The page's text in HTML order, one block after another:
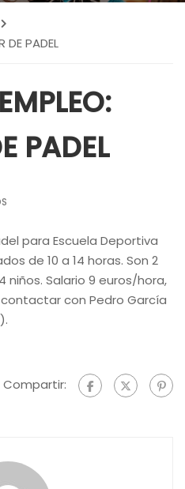
DE PADEL
PADEL
para Escuela Deportiva
de 10 a 14 horas. Son 2
niños. Salario 9 euros/hora,
con Pedro García
Compartir: